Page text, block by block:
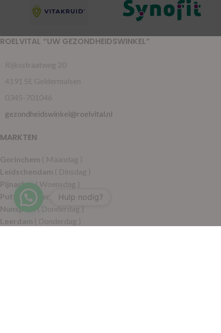
ROELVITAL “UW GEZONDHEIDSWINKEL”
Rijksstraatweg 20
4191 SE Geldermalsen
0345-701046
gezondheidswinkel@roelvital.nl
MARKTEN
Gorinchem ( Maandag )
Leidschendam ( Dinsdag )
Pijnacker( Woensdag )
Putten( Woensdag )
Nunspeet( Donderdag )
Leerdam ( Donderdag )
Hulp nodig?